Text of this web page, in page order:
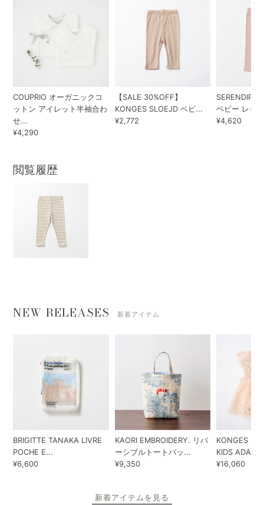
COUPRIO オーガニックコ
ットン アイレット半袖合わ
せ...
¥4,290
【SALE 30%OFF】
KONGES SLOEJD ベビ...
¥2,772
ベビー レギ
¥4,620
閲覧履歴
NEW RELEASES 新着アイテム
BRIGITTE TANAKA LIVRE
POCHE E...
¥6,600
KAORI EMBROIDERY. リバ
ーシブルトートバッ...
¥9,350
KONGES
KIDS ADA...
¥16,060
新着アイテムを見る